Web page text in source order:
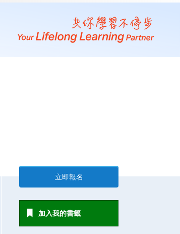
立即報名
加入我的書籤